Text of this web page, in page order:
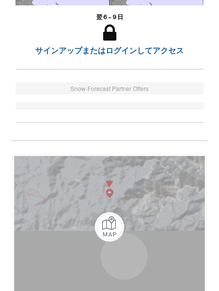
翌６−９日
サインアップまたはログインしてアクセス
Snow-Forecast Partner Offers